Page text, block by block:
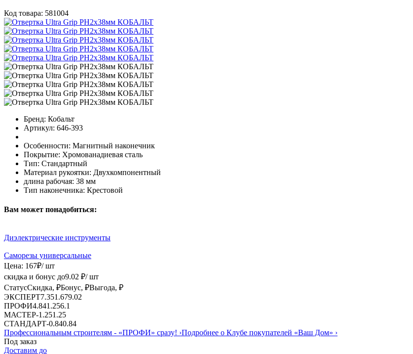
Код товара: 581004
Бренд: Кобальт
Артикул: 646-393
Особенности: Магнитный наконечник
Покрытие: Хромованадиевая сталь
Тип: Стандартный
Материал рукоятки: Двухкомпонентный
длина рабочая: 38 мм
Тип наконечника: Крестовой
Вам может понадобиться:
Диэлектрические инструменты
Саморезы универсальные
Цена: 167₽/ шт
скидка и бонус до9.02 ₽/ шт
СтатусСкидка, ₽Бонус, ₽Выгода, ₽
ЭКСПЕРТ7.351.679.02
ПРОФИ4.841.256.1
МАСТЕР-1.251.25
СТАНДАРТ-0.840.84
Профессиональным строителям - «ПРОФИ» сразу! ›Подробнее о Клубе покупателей «Ваш Дом» ›
Под заказ
Доставим до